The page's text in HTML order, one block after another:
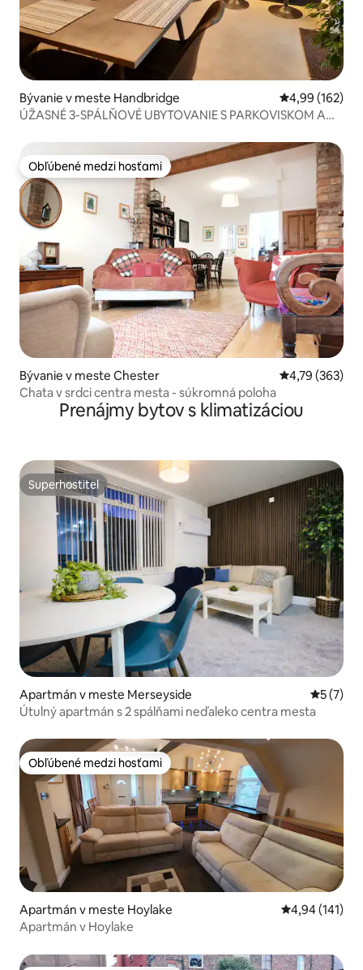
Bývanie v meste Handbridge Priemerné
4,99 (162)
ÚŽASNÉ 3-SPÁLŇOVÉ UBYTOVANIE S PARKOVISKOM A
Obľúbené medzi hosťami
Obľúbené medzi hosťami
Bývanie v meste Chester Priemerné
4,79 (363)
Chata v srdci centra mesta - súkromná poloha
Prenájmy bytov s klimatizáciou
Superhostiteľ
Superhostiteľ
Apartmán v meste Merseyside
5 (7)
Útulný apartmán s 2 spálňami neďaleko centra mesta
Obľúbené medzi hosťami
Obľúbené medzi hosťami
Apartmán v meste Hoylake Priemerné
4,94 (141)
Apartmán v Hoylake